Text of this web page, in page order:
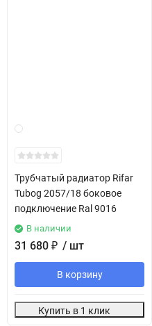
Трубчатый радиатор Rifar
Tubog 2057/18 боковое
подключение Ral 9016
В наличии
31 680 ₽ / шт
В корзину
Купить в 1 клик